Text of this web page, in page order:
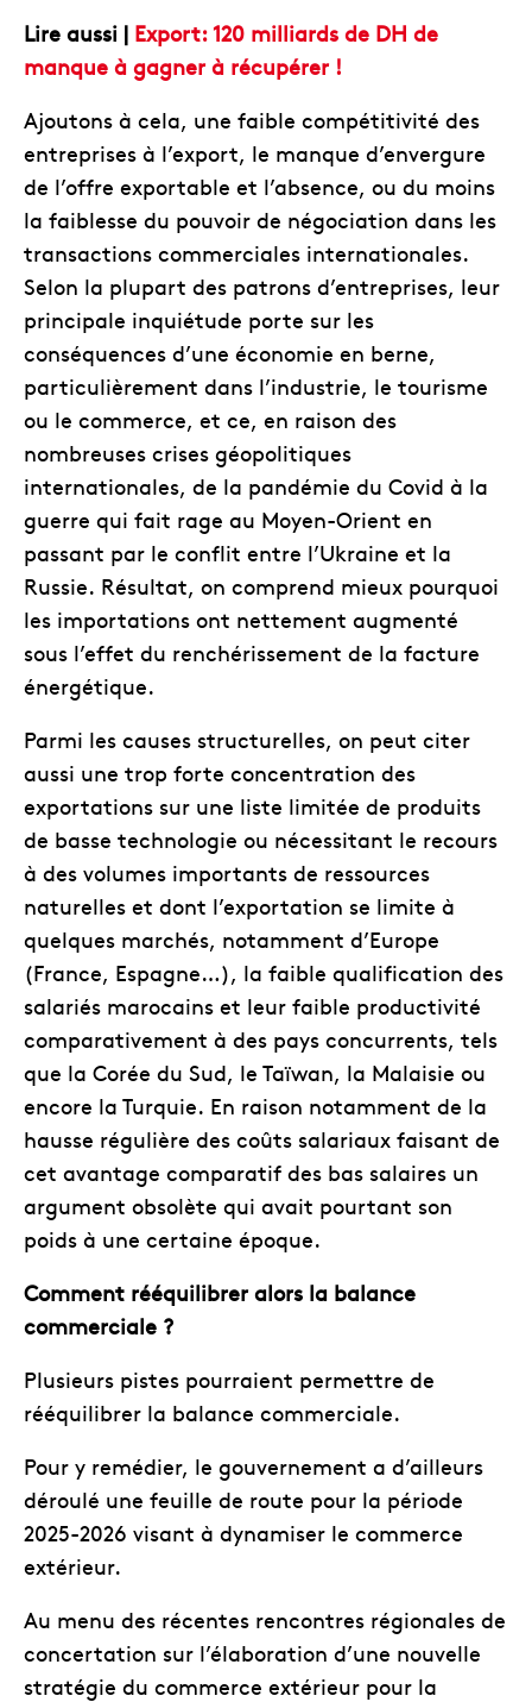
Lire aussi | Export: 120 milliards de DH de
manque à gagner à récupérer !
Ajoutons à cela, une faible compétitivité des
entreprises à l’export, le manque d’envergure
de l’offre exportable et l’absence, ou du moins
la faiblesse du pouvoir de négociation dans les
transactions commerciales internationales.
Selon la plupart des patrons d’entreprises, leur
principale inquiétude porte sur les
conséquences d’une économie en berne,
particulièrement dans l’industrie, le tourisme
ou le commerce, et ce, en raison des
nombreuses crises géopolitiques
internationales, de la pandémie du Covid à la
guerre qui fait rage au Moyen-Orient en
passant par le conflit entre l’Ukraine et la
Russie. Résultat, on comprend mieux pourquoi
les importations ont nettement augmenté
sous l’effet du renchérissement de la facture
énergétique.
Parmi les causes structurelles, on peut citer
aussi une trop forte concentration des
exportations sur une liste limitée de produits
de basse technologie ou nécessitant le recours
à des volumes importants de ressources
naturelles et dont l’exportation se limite à
quelques marchés, notamment d’Europe
(France, Espagne…), la faible qualification des
salariés marocains et leur faible productivité
comparativement à des pays concurrents, tels
que la Corée du Sud, le Taïwan, la Malaisie ou
encore la Turquie. En raison notamment de la
hausse régulière des coûts salariaux faisant de
cet avantage comparatif des bas salaires un
argument obsolète qui avait pourtant son
poids à une certaine époque.
Comment rééquilibrer alors la balance
commerciale ?
Plusieurs pistes pourraient permettre de
rééquilibrer la balance commerciale.
Pour y remédier, le gouvernement a d’ailleurs
déroulé une feuille de route pour la période
2025-2026 visant à dynamiser le commerce
extérieur.
Au menu des récentes rencontres régionales de
concertation sur l’élaboration d’une nouvelle
stratégie du commerce extérieur pour la